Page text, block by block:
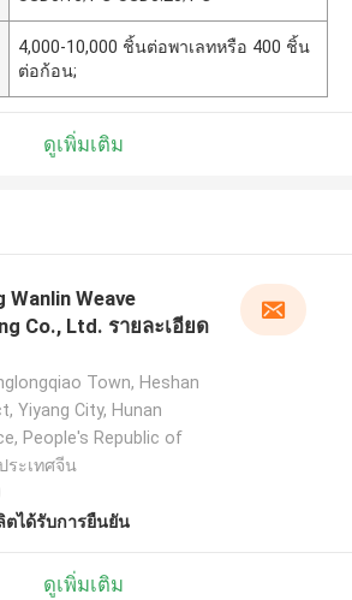
4,000-10,000 ชิ้นต่อพาเลทหรือ 400 ชิ้น
ต่อก้อน;
ดูเพิ่มเติม
Wanlin Weave
Co., Ltd. รายละเอียด
Town, Heshan
Yiyang City, Hunan
People's Republic of
ระเทศจีน
ตได้รับการยืนยัน
ดูเพิ่มเติม